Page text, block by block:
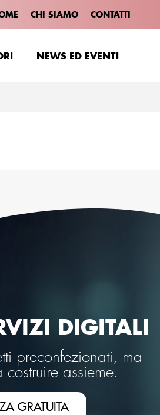
CHI SIAMO CONTATTI
NEWS ED EVENTI
DIGITALI
preconfezionati, ma
assieme.
GRATUITA
NEWS ED EVENTI